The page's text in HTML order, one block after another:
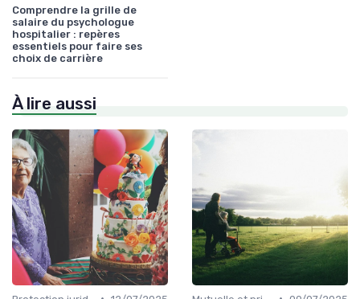
Comprendre la grille de
salaire du psychologue
hospitalier : repères
essentiels pour faire ses
choix de carrière
À lire aussi